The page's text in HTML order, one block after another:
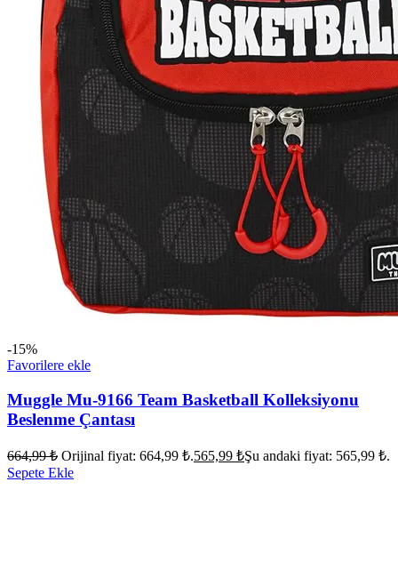
-15%
Favorilere ekle
Muggle Mu-9166 Team Basketball Kolleksiyonu
Beslenme Çantası
664,99₺ Orijinal fiyat: 664,99 ₺.565,99 ₺Şu andaki fiyat: 565,99 ₺.
Sepete Ekle